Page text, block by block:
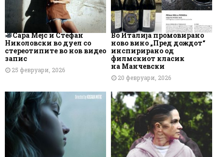
Сара Мејс и Стефан
Николовски во дуел со
стереотипите во нов видео
запис
25 февруари, 2026
Во Италија промовирано
ново вино „Пред дождот“
инспирирано од
филмскиот класик
на Манчевски
20 февруари, 2026